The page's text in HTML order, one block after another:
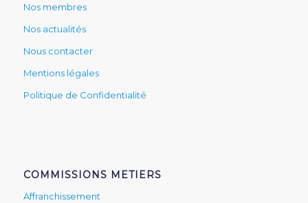
Nos membres
Nos actualités
Nous contacter
Mentions légales
Politique de Confidentialité
COMMISSIONS METIERS
Affranchissement